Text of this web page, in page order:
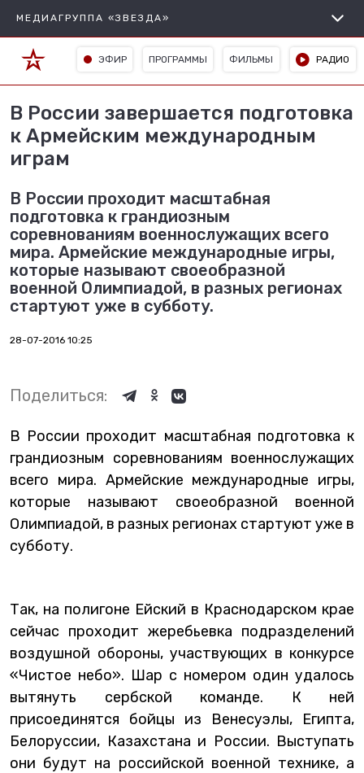
МЕДИАГРУППА «ЗВЕЗДА»
ЭФИР ПРОГРАММЫ ФИЛЬМЫ РАДИО
В России завершается подготовка
к Армейским международным
играм
В России проходит масштабная
подготовка к грандиозным
соревнованиям военнослужащих всего
мира. Армейские международные игры,
которые называют своеобразной
военной Олимпиадой, в разных регионах
стартуют уже в субботу.
28-07-2016 10:25
Поделиться:
В России проходит масштабная подготовка к
грандиозным соревнованиям военнослужащих
всего мира. Армейские международные игры,
которые называют своеобразной военной
Олимпиадой, в разных регионах стартуют уже в
субботу.
Так, на полигоне Ейский в Краснодарском крае
сейчас проходит жеребьевка подразделений
воздушной обороны, участвующих в конкурсе
«Чистое небо». Шар с номером один удалось
вытянуть сербской команде. К ней
присоединятся бойцы из Венесуэлы, Египта,
Белоруссии, Казахстана и России. Выступать
они будут на российской военной технике, а